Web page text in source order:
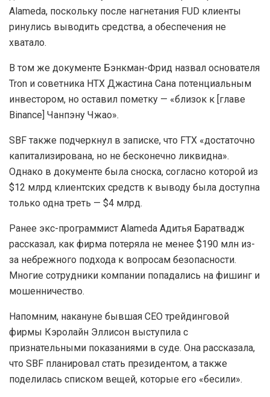
Alameda, поскольку после нагнетания FUD клиенты
ринулись выводить средства, а обеспечения не
хватало.
В том же документе Бэнкман-Фрид назвал основателя
Tron и советника HTX Джастина Сана потенциальным
инвестором, но оставил пометку — «близок к [главе
Binance] Чанпэну Чжао».
SBF также подчеркнул в записке, что FTX «достаточно
капитализирована, но не бесконечно ликвидна».
Однако в документе была сноска, согласно которой из
$12 млрд клиентских средств к выводу была доступна
только одна треть — $4 млрд.
Ранее экс-программист Alameda Адитья Баратвадж
рассказал, как фирма потеряла не менее $190 млн из-
за небрежного подхода к вопросам безопасности.
Многие сотрудники компании попадались на фишинг и
мошенничество.
Напомним, накануне бывшая CEO трейдинговой
фирмы Кэролайн Эллисон выступила с
признательными показаниями в суде. Она рассказала,
что SBF планировал стать президентом, а также
поделилась списком вещей, которые его «бесили».